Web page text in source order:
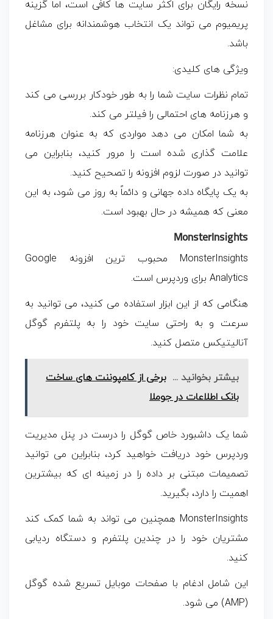
نسخه رایگان برای اکثر سایت ها کافی است، اما گزینه
پریمیوم می تواند یک انتخاب هوشمندانه برای مشاغل
باشد.
ویژگی های کلیدی:
تمام نظرات سایت شما را به طور خودکار بررسی می کند
و هرزنامه های احتمالی را فیلتر می کند.
به شما امکان می‌ دهد مواردی که به‌ عنوان هرزنامه
علامت‌ گذاری شده است را مرور کنید، بنابراین می‌
توانید در صورت لزوم افزونه را تصحیح کنید.
به یک پایگاه داده جهانی و دائماً به روز می شود، به این
معنی که همیشه در حال بهبود است.
MonsterInsights
MonsterInsights محبوب ترین افزونه Google
Analytics برای وردپرس است.
هنگامی که از این ابزار استفاده می کنید، می توانید به
سرعت و به راحتی سایت خود را به پلتفرم گوگل
آنالیتیکس متصل کنید.
بیشتر بخوانید ... برخی از کامپوننت های ساخت
بانک اطلاعات در جوملا
شما یک داشبورد خاص گوگل را درست در پنل مدیریت
وردپرس خود دریافت خواهید کرد، بنابراین می توانید
تصمیمات مبتنی بر داده را در زمینه ای که بیشترین
اهمیت را دارد، بگیرید.
MonsterInsights همچنین می تواند به شما کمک کند
مشتریان خود را در چندین پلتفرم و دستگاه ردیابی
کنید.
این شامل ادغام با صفحات موبایل تسریع شده گوگل
(AMP) می شود.